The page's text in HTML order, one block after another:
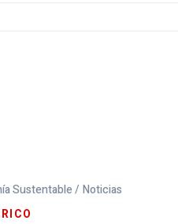
Sustentable / Noticias